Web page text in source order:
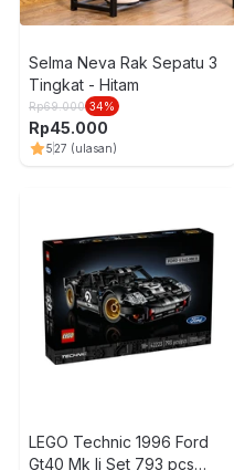
Selma Neva Rak Sepatu 3
Tingkat - Hitam
Rp69.000 34%
Rp45.000
527 (ulasan)
LEGO Technic 1996 Ford
Gt40 Mk Ii Set 793 pcs